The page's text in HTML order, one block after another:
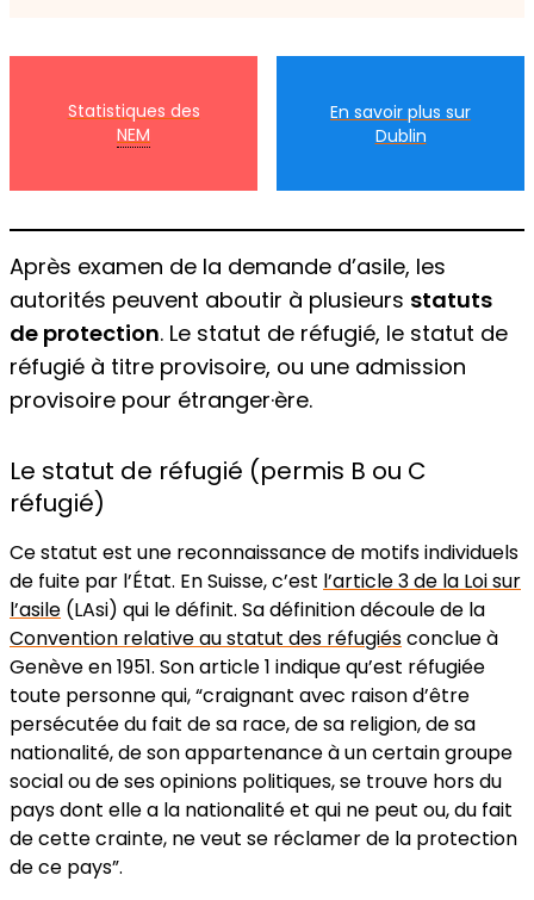
Statistiques des
NEM
En savoir plus sur
Dublin
Après examen de la demande d’asile, les
autorités peuvent aboutir à plusieurs statuts
de protection. Le statut de réfugié, le statut de
réfugié à titre provisoire, ou une admission
provisoire pour étranger·ère.
Le statut de réfugié (permis B ou C
réfugié)
Ce statut est une reconnaissance de motifs individuels
de fuite par l’État. En Suisse, c’est l’article 3 de la Loi sur
l’asile (LAsi) qui le définit. Sa définition découle de la
Convention relative au statut des réfugiésconclue à
Genève en 1951. Son article 1 indique qu’est réfugiée
toute personne qui, “craignant avec raison d’être
persécutée du fait de sa race, de sa religion, de sa
nationalité, de son appartenance à un certain groupe
social ou de ses opinions politiques, se trouve hors du
pays dont elle a la nationalité et qui ne peut ou, du fait
de cette crainte, ne veut se réclamer de la protection
de ce pays”.